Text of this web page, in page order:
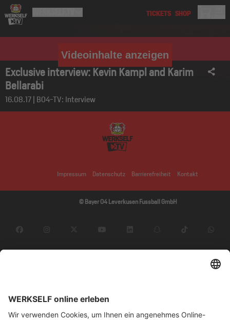
Videoinhalte anzeigen
Exclusive interview: Kevin Kampl and Karim
Bellarabi
16.08.17 | B04-TV: Interview
Impressum Datenschutz Barrierefreiheit Kontakt
© Bayer 04 Leverkusen Fussball GmbH